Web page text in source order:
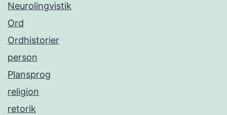
Neurolingvistik
Ord
Ordhistorier
person
Plansprog
religion
retorik